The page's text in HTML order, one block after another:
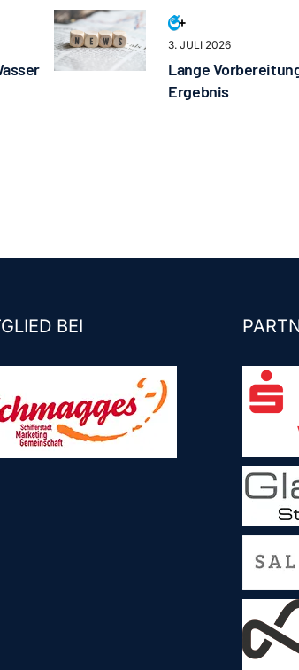
3. JULI 2026
Lange
Ergebnis
BEI